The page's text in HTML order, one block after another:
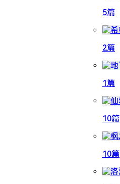
5篇
2篇
1篇
10篇
10篇